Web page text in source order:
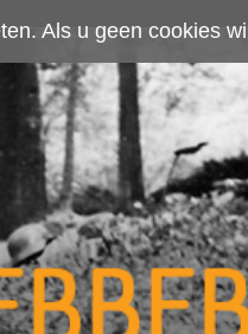
hier klikken Accepteer cookies
Zoeken